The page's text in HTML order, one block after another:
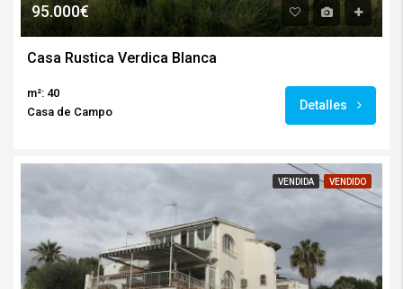
95.000€
Casa Rustica Verdica Blanca
m²: 40
Casa de Campo
Detalles
VENDIDA VENDIDO